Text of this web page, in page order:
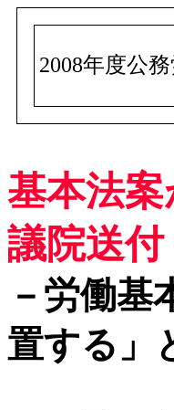
2008年度公
基本法
議院送付
－労働基
置する」